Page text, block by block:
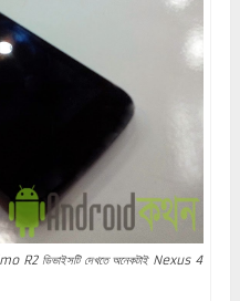
R2 ডিভাইসটি দেখতে অনেকটাই Nexus 4